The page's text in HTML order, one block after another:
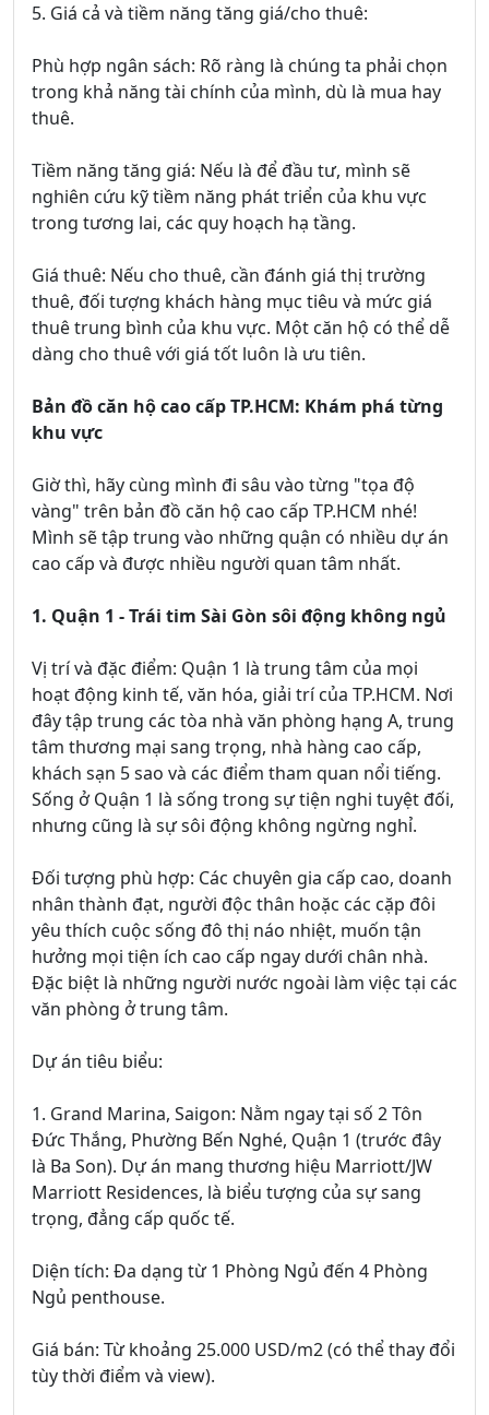
5. Giá cả và tiềm năng tăng giá/cho thuê:
Phù hợp ngân sách: Rõ ràng là chúng ta phải chọn
trong khả năng tài chính của mình, dù là mua hay
thuê.
Tiềm năng tăng giá: Nếu là để đầu tư, mình sẽ
nghiên cứu kỹ tiềm năng phát triển của khu vực
trong tương lai, các quy hoạch hạ tầng.
Giá thuê: Nếu cho thuê, cần đánh giá thị trường
thuê, đối tượng khách hàng mục tiêu và mức giá
thuê trung bình của khu vực. Một căn hộ có thể dễ
dàng cho thuê với giá tốt luôn là ưu tiên.
Bản đồ căn hộ cao cấp TP.HCM: Khám phá từng
khu vực
Giờ thì, hãy cùng mình đi sâu vào từng "tọa độ
vàng" trên bản đồ căn hộ cao cấp TP.HCM nhé!
Mình sẽ tập trung vào những quận có nhiều dự án
cao cấp và được nhiều người quan tâm nhất.
1. Quận 1 - Trái tim Sài Gòn sôi động không ngủ
Vị trí và đặc điểm: Quận 1 là trung tâm của mọi
hoạt động kinh tế, văn hóa, giải trí của TP.HCM. Nơi
đây tập trung các tòa nhà văn phòng hạng A, trung
tâm thương mại sang trọng, nhà hàng cao cấp,
khách sạn 5 sao và các điểm tham quan nổi tiếng.
Sống ở Quận 1 là sống trong sự tiện nghi tuyệt đối,
nhưng cũng là sự sôi động không ngừng nghỉ.
Đối tượng phù hợp: Các chuyên gia cấp cao, doanh
nhân thành đạt, người độc thân hoặc các cặp đôi
yêu thích cuộc sống đô thị náo nhiệt, muốn tận
hưởng mọi tiện ích cao cấp ngay dưới chân nhà.
Đặc biệt là những người nước ngoài làm việc tại các
văn phòng ở trung tâm.
Dự án tiêu biểu:
1. Grand Marina, Saigon: Nằm ngay tại số 2 Tôn
Đức Thắng, Phường Bến Nghé, Quận 1 (trước đây
là Ba Son). Dự án mang thương hiệu Marriott/JW
Marriott Residences, là biểu tượng của sự sang
trọng, đẳng cấp quốc tế.
Diện tích: Đa dạng từ 1 Phòng Ngủ đến 4 Phòng
Ngủ penthouse.
Giá bán: Từ khoảng 25.000 USD/m2 (có thể thay đổi
tùy thời điểm và view).